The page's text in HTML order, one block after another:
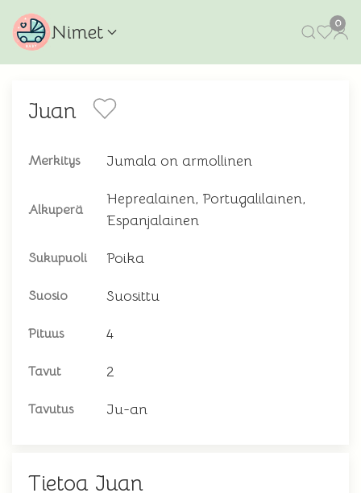
Nimet 0
Juan
Merkitys Jumala on armollinen
Alkuperä
Heprealainen, Portugalilainen,
Espanjalainen
Sukupuoli Poika
Suosio Suosittu
Pituus 4
Tavut 2
Tavutus Ju-an
Tietoa Juan